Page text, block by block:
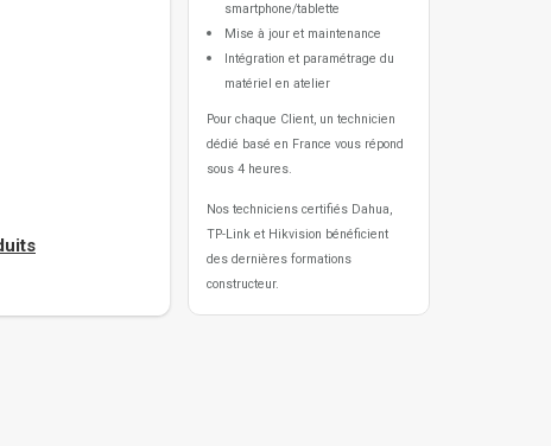
smartphone/tablette
Mise à jour et maintenance
Intégration et paramétrage du
matériel en atelier
Pour chaque Client, un technicien
dédié basé en France vous répond
sous 4 heures.
Nos techniciens certifiés Dahua,
TP-Link et Hikvision bénéficient
des dernières formations
constructeur.